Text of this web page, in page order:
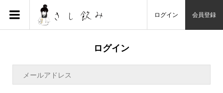
ログイン 会員登録
ログイン